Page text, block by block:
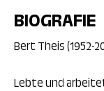
BIOGRAFIE
Bert Theis (1952-
Lebte und